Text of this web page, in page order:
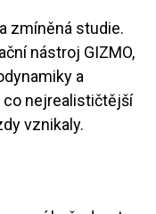
zmíněná studie.
nástroj GIZMO,
a
co nejrealističtější
vznikaly.